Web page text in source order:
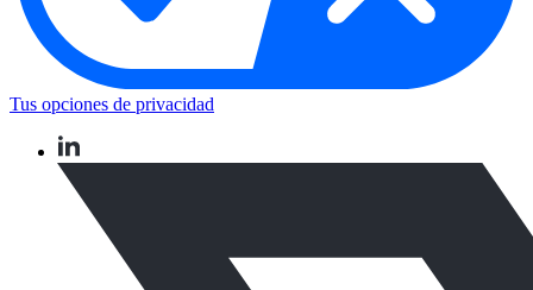
Tus opciones de privacidad